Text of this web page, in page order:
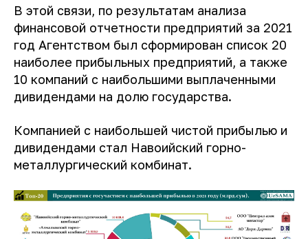
В этой связи, по результатам анализа
финансовой отчетности предприятий за 2021
год Агентством был сформирован список 20
наиболее прибыльных предприятий, а также
10 компаний с наибольшими выплаченными
дивидендами на долю государства.
Компанией с наибольшей чистой прибылью и
дивидендами стал Навоийский горно-
металлургический комбинат.